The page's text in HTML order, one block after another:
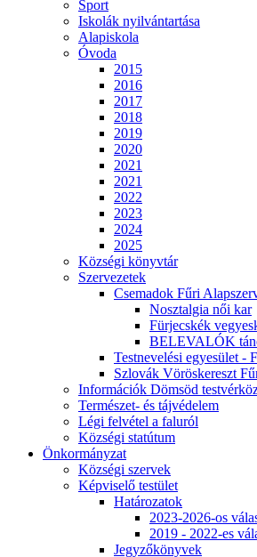
Sport
Iskolák nyilvántartása
Alapiskola
Óvoda
2015
2016
2017
2018
2019
2020
2021
2021
2022
2023
2024
2025
Községi könyvtár
Szervezetek
Csemadok Fűri
Nosztalgia női kar
Fürjecskék
BELEVALÓK
Testnevelési egyesület -
Szlovák Vöröskereszt
Információk Dömsöd
Természet- és tájvédelem
Légi felvétel a faluról
Községi statútum
Önkormányzat
Községi szervek
Képviselő testület
Határozatok
2023-2026-os
2019 - 2022-es
Jegyzőkönyvek